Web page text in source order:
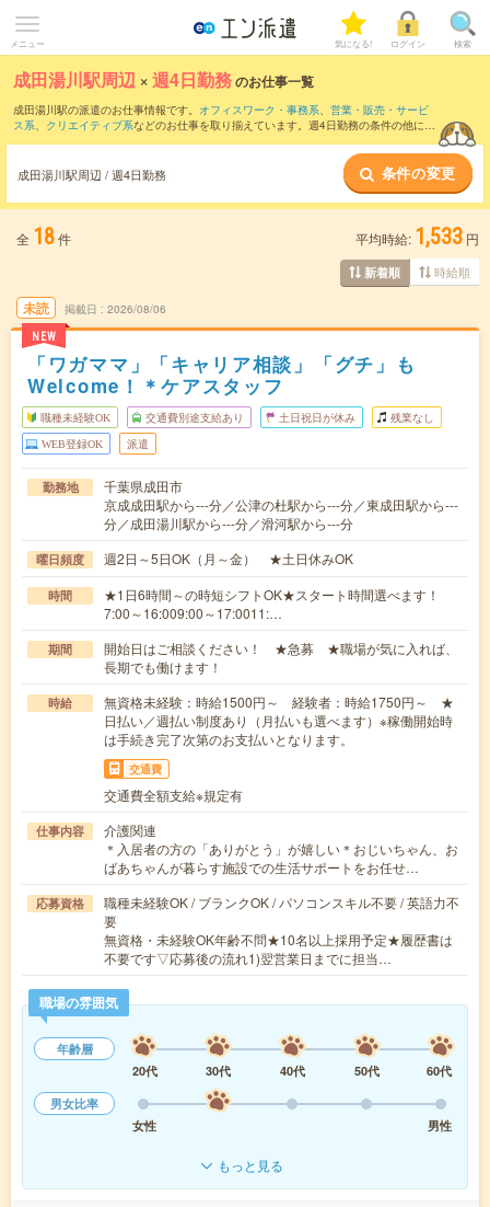
メニュー 気になる! ログイン 検索
成田湯川駅周辺 ×週4日勤務のお仕事一覧
成田湯川駅の派遣のお仕事情報です。 オフィスワーク・事務系、 営業・販売・サービ
ス系、 クリエイティブ系などのお仕事を取り揃えています。週4日勤務の条件の他に、
成田湯川駅周辺 / 週4日勤務 条件の変更
全 18件 平均時給: 1,533 円
新着順 時給順
未読
NEW
掲載日 2026/08/06
「ワガママ」「キャリア相談」「グチ」も
Welcome！＊ケアスタッフ
職種未経験OK 交通費別途支給あり 土日祝日が休み 残業なし
WEB登録OK 派遣
勤務地
千葉県成田市
京成成田駅から---分／公津の杜駅から---分／東成田駅から---
分／成田湯川駅から---分／滑河駅から---分
曜日頻度 週2日～5日OK（月～金） ★土日休みOK
時間
★1日6時間～の時短シフトOK★スタート時間選べます！
7:00～16:009:00～17:0011:…
期間
開始日はご相談ください！ ★急募 ★職場が気に入れば、
長期でも働けます！
時給
無資格未経験：時給1500円～ 経験者：時給1750円～ ★
日払い／週払い制度あり（月払いも選べます）※稼働開始時
は手続き完了次第のお支払いとなります。
交通費
交通費全額支給※規定有
仕事内容
介護関連
＊入居者の方の「ありがとう」が嬉しい＊おじいちゃん、お
ばあちゃんが暮らす施設での生活サポートをお任せ…
応募資格
職種未経験OK / ブランクOK / パソコンスキル不要 / 英語力不
要
無資格・未経験OK年齢不問★10名以上採用予定★履歴書は
不要です▽応募後の流れ1)翌営業日までに担当…
職場の雰囲気
年齢層
20代
30代 40代 50代
60代
男女比率
女性
男性
もっと見る